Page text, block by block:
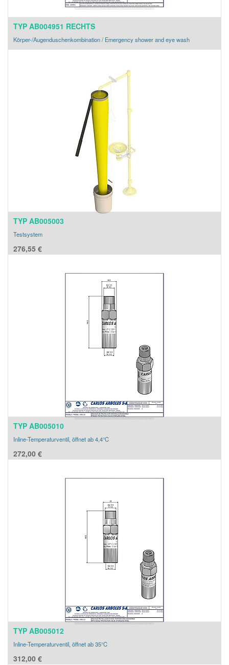
TYP AB004951 RECHTS
Körper-/Augenduschenkombination / Emergency shower and eye wash
TYP AB005003
Testsystem
276,55 €
TYP AB005010
Inline-Temperaturventil, öffnet ab 4,4°C
272,00 €
TYP AB005012
Inline-Temperaturventil, öffnet ab 35°C
312,00 €